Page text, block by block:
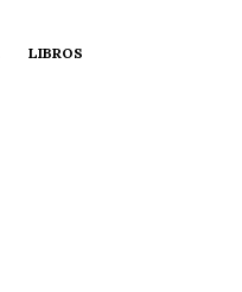
LIBROS